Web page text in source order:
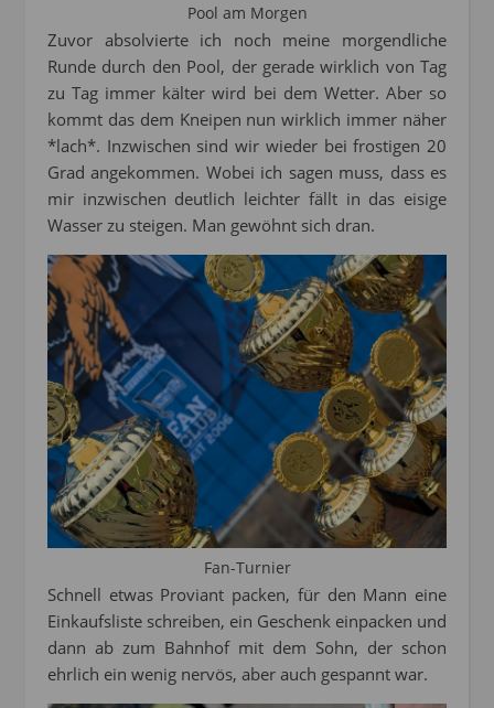
Pool am Morgen
Zuvor absolvierte ich noch meine morgendliche
Runde durch den Pool, der gerade wirklich von Tag
zu Tag immer kälter wird bei dem Wetter. Aber so
kommt das dem Kneipen nun wirklich immer näher
*lach*. Inzwischen sind wir wieder bei frostigen 20
Grad angekommen. Wobei ich sagen muss, dass es
mir inzwischen deutlich leichter fällt in das eisige
Wasser zu steigen. Man gewöhnt sich dran.
Fan-Turnier
Schnell etwas Proviant packen, für den Mann eine
Einkaufsliste schreiben, ein Geschenk einpacken und
dann ab zum Bahnhof mit dem Sohn, der schon
ehrlich ein wenig nervös, aber auch gespannt war.